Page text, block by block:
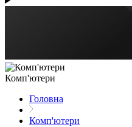
Комп'ютери
Головна
Комп'ютери